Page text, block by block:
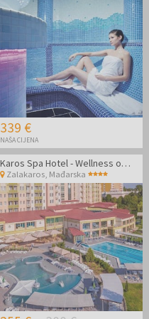
339 €
NAŠA CIJENA
Karos Spa Hotel - Wellness odmor tijekom tjedna
Zalakaros, Mađarska